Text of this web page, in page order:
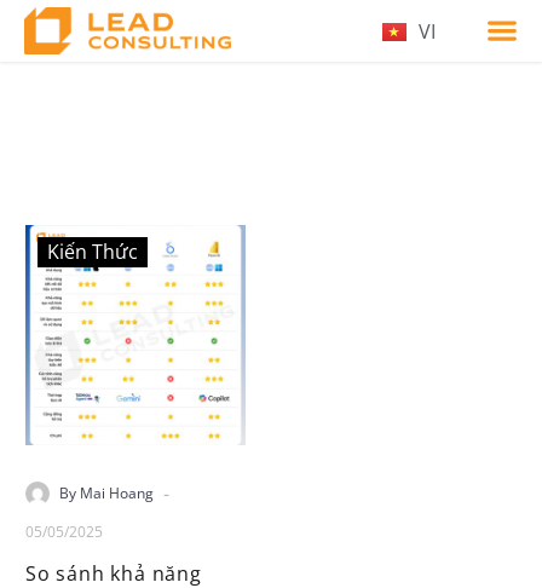
VI
Kiến Thức
By Mai Hoang -
05/05/2025
So sánh khả năng